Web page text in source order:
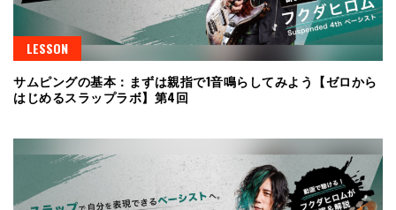
LESSON
サムピングの基本：まずは親指で1音鳴らしてみよう【ゼロから
はじめるスラップラボ】第4回